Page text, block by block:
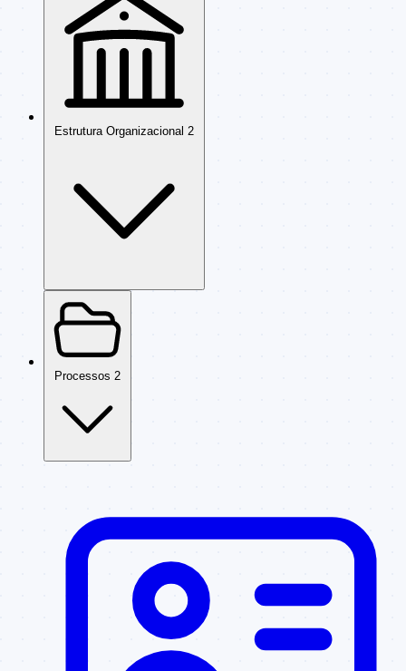
Estrutura Organizacional 2
Processos 2